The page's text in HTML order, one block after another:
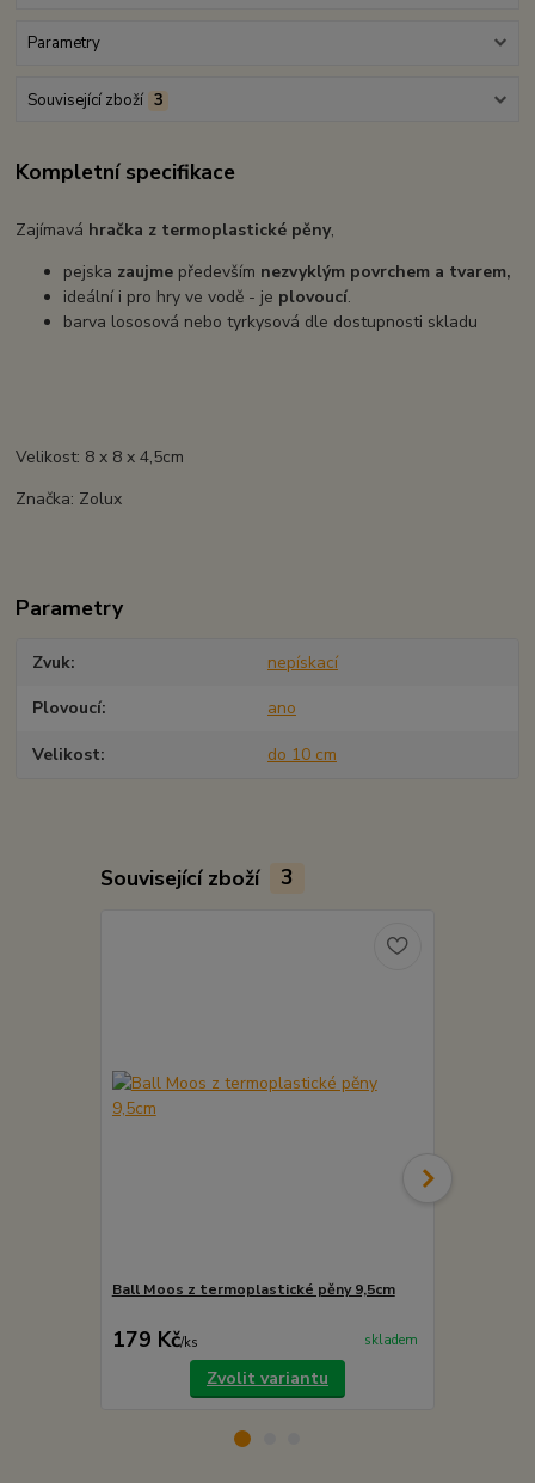
Parametry
Související zboží 3
Kompletní specifikace
Zajímavá hračka z termoplastické pěny,
pejska zaujme především nezvyklým povrchem a tvarem,
ideální i pro hry ve vodě - je plovoucí.
barva lososová nebo tyrkysová dle dostupnosti skladu
Velikost: 8 x 8 x 4,5cm
Značka: Zolux
Parametry
Zvuk nepískací
Plovoucí ano
Velikost do 10 cm
Související zboží 3
Ball Moos z termoplastické pěny 9,5cm
179 Kč/ks skladem
Zvolit variantu